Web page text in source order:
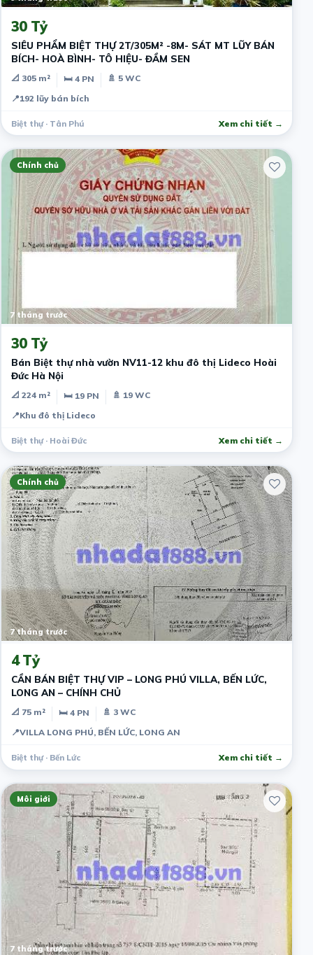
30 Tỷ
SIÊU PHẨM BIỆT THỰ 2T/305M² -8M- SÁT MT LŨY BÁN
BÍCH- HOÀ BÌNH- TÔ HIỆU- ĐẦM SEN
📐 305 m² 🛏 4 PN
🚿 5 WC
📍192 lũy bán bích
Biệt thự · Tân Phú Xem chi tiết →
Chính chủ
7 tháng trước
30 Tỷ
Bán Biệt thự nhà vườn NV11-12 khu đô thị Lideco Hoài
Đức Hà Nội
📐 224 m² 🛏 19 PN
🚿 19 WC
📍Khu đô thị Lideco
Biệt thự · Hoài Đức Xem chi tiết →
Chính chủ
7 tháng trước
4 Tỷ
CẦN BÁN BIỆT THỰ VIP – LONG PHÚ VILLA, BẾN LỨC,
LONG AN – CHÍNH CHỦ
📐 75 m² 🛏 4 PN
🚿 3 WC
📍VILLA LONG PHÚ, BẾN LỨC, LONG AN
Biệt thự · Bến Lức Xem chi tiết →
Môi giới
7 tháng trước